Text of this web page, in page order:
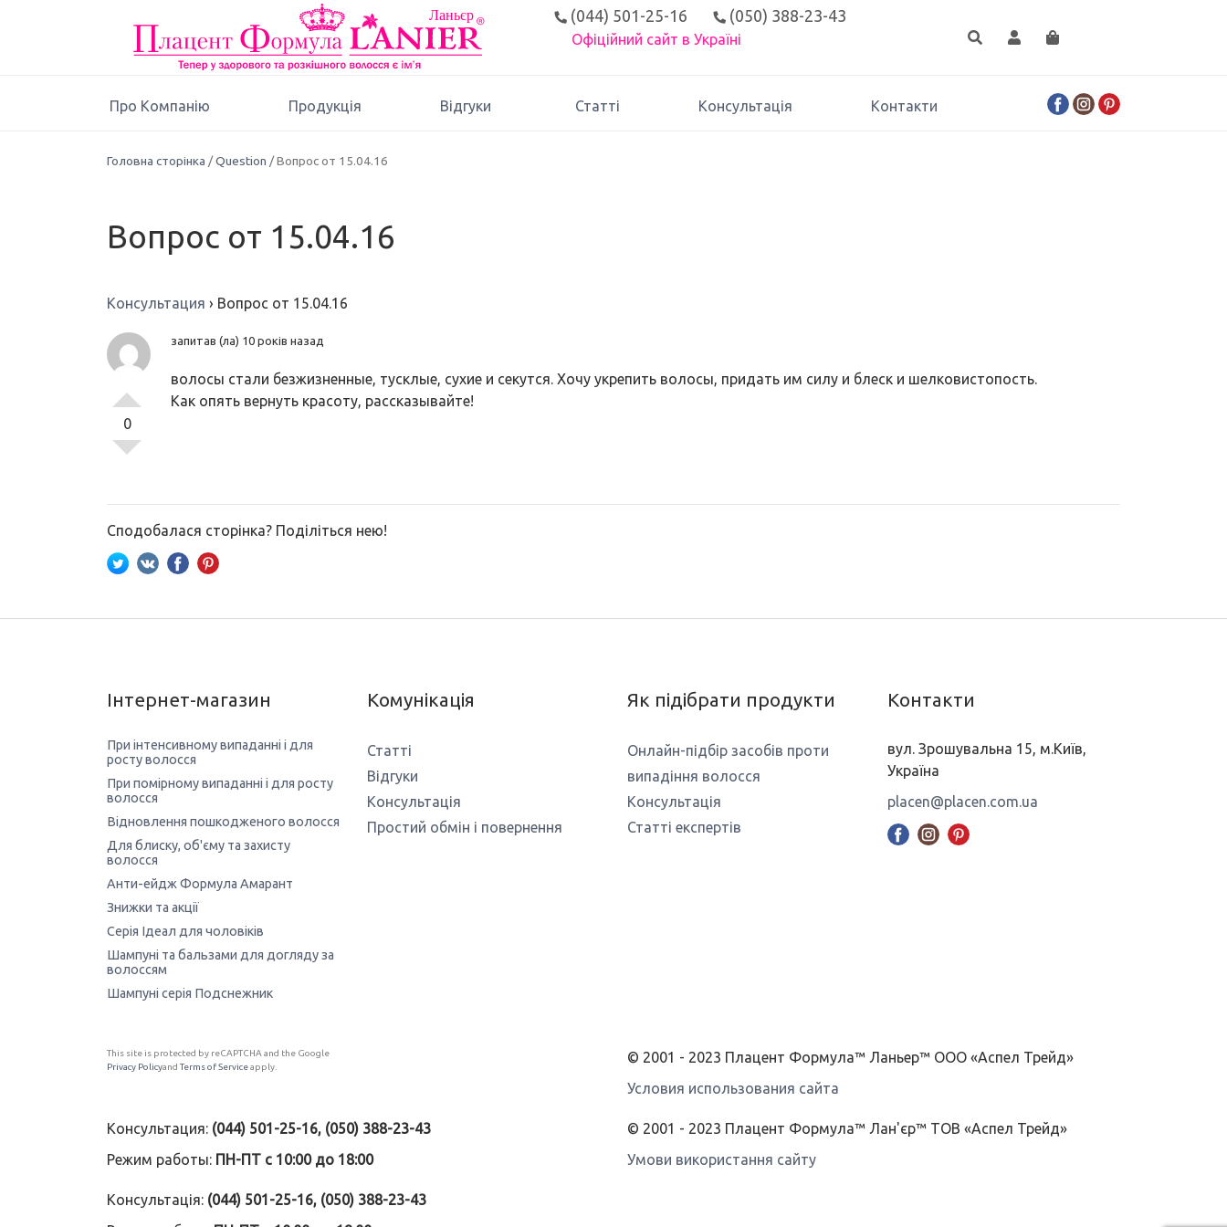
(044) 501-25-16 (050) 388-23-43
Офіційний сайт в Україні
Про Компанію Продукція Відгуки Статті Консультація Контакти
Головна сторінка /Question / Вопрос от 15.04.16
Вопрос от 15.04.16
Консультация › Вопрос от 15.04.16
0
запитав (ла) 10 років назад
волосы стали безжизненные, тусклые, сухие и секутся. Хочу укрепить волосы, придать им силу и блеск и шелковистопость.
Как опять вернуть красоту, рассказывайте!
Сподобалася сторінка? Поділіться нею!
Інтернет-магазин
При інтенсивному випаданні і для
росту волосся
При помірному випаданні і для росту
волосся
Відновлення пошкодженого волосся
Для блиску, об'єму та захисту
волосся
Анти-ейдж Формула Амарант
Знижки та акції
Серія Ідеал для чоловіків
Шампуні та бальзами для догляду за
волоссям
Шампуні серія Подснежник
Комунікація
Статті
Відгуки
Консультація
Простий обмін і повернення
Як підібрати продукти
Онлайн-підбір засобів проти
випадіння волосся
Консультація
Статті експертів
Контакти
вул. Зрошувальна 15, м.Київ,
Україна
placen@placen.com.ua
This site is protected by reCAPTCHA and the Google
Privacy Policyand Terms of Serviceapply.
© 2001 - 2023 Плацент Формула™ Ланьер™ ООО «Аспел Трейд»
Условия использования сайта
Консультация: (044) 501-25-16, (050) 388-23-43
Режим работы: ПН-ПТ с 10:00 до 18:00
© 2001 - 2023 Плацент Формула™ Лан'єр™ ТОВ «Аспел Трейд»
Умови використання сайту
Консультація: (044) 501-25-16, (050) 388-23-43